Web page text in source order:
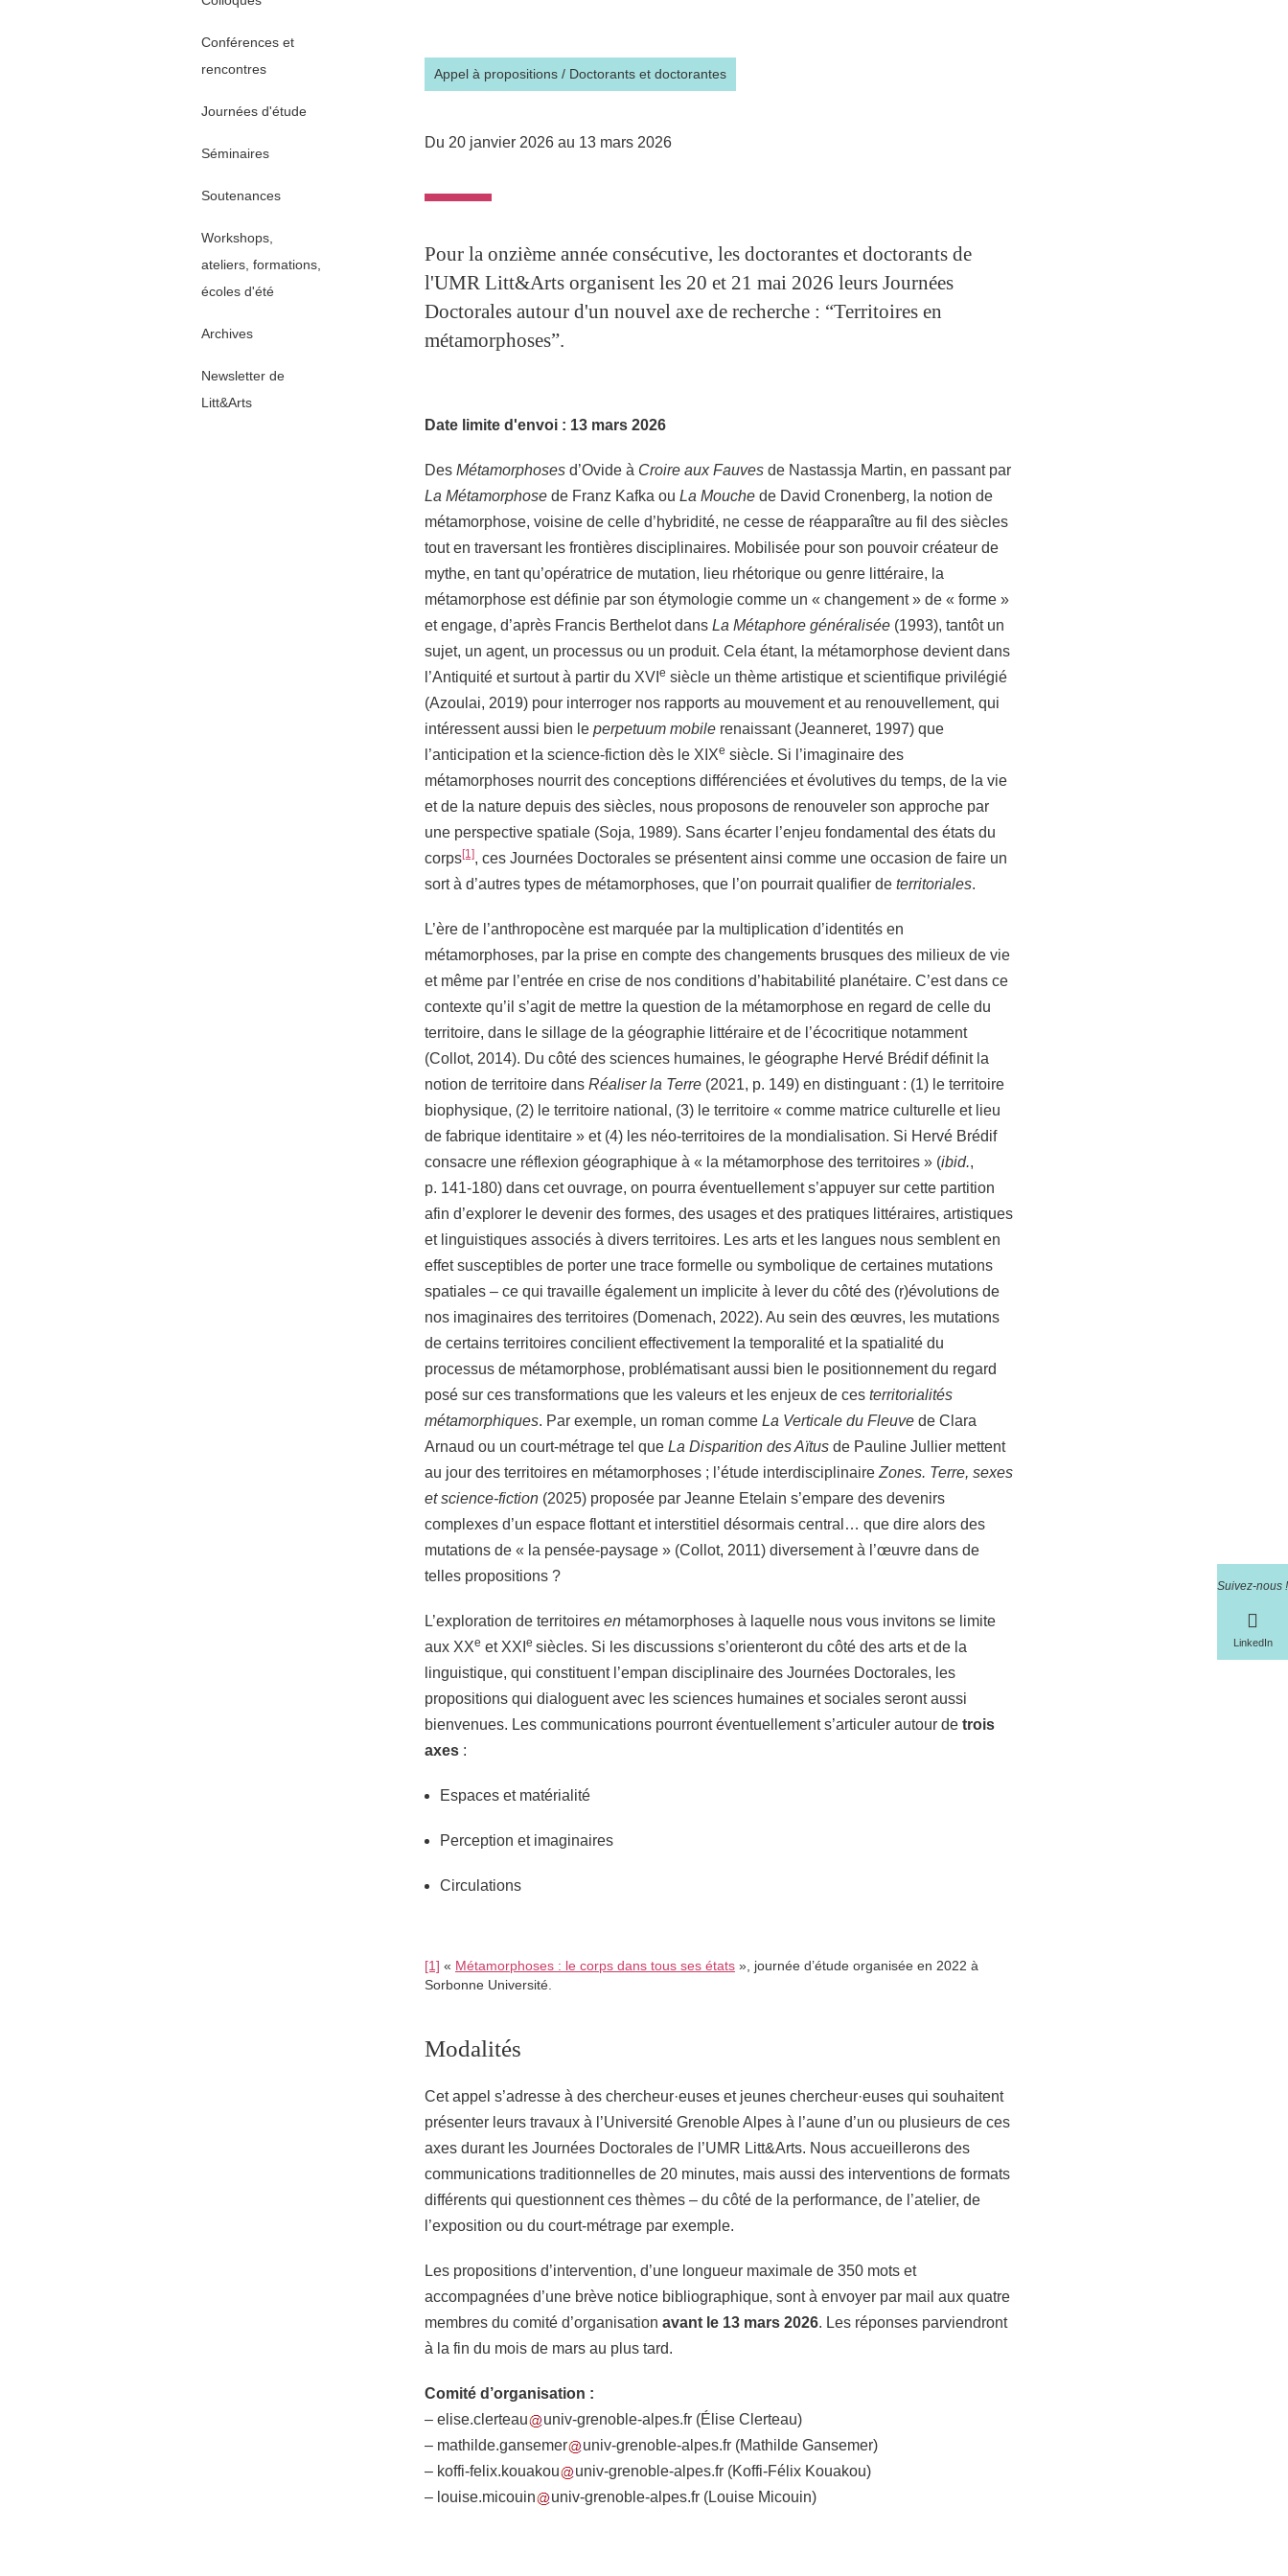
Suivez-nous !
LinkedIn
Conférences et
rencontres
Journées d'étude
Séminaires
Soutenances
Workshops,
ateliers, formations,
écoles d'été
Archives
Newsletter de
Litt&Arts
Appel à propositions/ Doctorants et doctorantes
Du 20 janvier 2026 au 13 mars 2026
Pour la onzième année consécutive, les doctorantes et doctorants de
l'UMR Litt&Arts organisent les 20 et 21 mai 2026 leurs Journées
Doctorales autour d'un nouvel axe de recherche : “Territoires en
métamorphoses”.
Date limite d'envoi : 13 mars 2026
Des Métamorphosesd’Ovide à Croire aux Fauvesde Nastassja Martin, en passant par
La Métamorphosede Franz Kafka ou La Mouchede David Cronenberg, la notion de
métamorphose, voisine de celle d’hybridité, ne cesse de réapparaître au fil des siècles
tout en traversant les frontières disciplinaires. Mobilisée pour son pouvoir créateur de
mythe, en tant qu’opératrice de mutation, lieu rhétorique ou genre littéraire, la
métamorphose est définie par son étymologie comme un « changement » de « forme »
et engage, d’après Francis Berthelot dans La Métaphore généralisée(1993), tantôt un
sujet, un agent, un processus ou un produit. Cela étant, la métamorphose devient dans
l’Antiquité et surtout à partir du XVI e siècle un thème artistique et scientifique privilégié
(Azoulai, 2019) pour interroger nos rapports au mouvement et au renouvellement, qui
intéressent aussi bien le perpetuum mobilerenaissant (Jeanneret, 1997) que
l’anticipation et la science-fiction dès le XIXe siècle. Si l’imaginaire des
métamorphoses nourrit des conceptions différenciées et évolutives du temps, de la vie
et de la nature depuis des siècles, nous proposons de renouveler son approche par
une perspective spatiale (Soja, 1989). Sans écarter l’enjeu fondamental des états du
corps[1], ces Journées Doctorales se présentent ainsi comme une occasion de faire un
sort à d’autres types de métamorphoses, que l’on pourrait qualifier de territoriales.
L’ère de l’anthropocène est marquée par la multiplication d’identités en
métamorphoses, par la prise en compte des changements brusques des milieux de vie
et même par l’entrée en crise de nos conditions d’habitabilité planétaire. C’est dans ce
contexte qu’il s’agit de mettre la question de la métamorphose en regard de celle du
territoire, dans le sillage de la géographie littéraire et de l’écocritique notamment
(Collot, 2014). Du côté des sciences humaines, le géographe Hervé Brédif définit la
notion de territoire dans Réaliser la Terre(2021, p. 149) en distinguant : (1) le territoire
biophysique, (2) le territoire national, (3) le territoire « comme matrice culturelle et lieu
de fabrique identitaire » et (4) les néo-territoires de la mondialisation. Si Hervé Brédif
consacre une réflexion géographique à « la métamorphose des territoires » (ibid.,
p. 141-180) dans cet ouvrage, on pourra éventuellement s’appuyer sur cette partition
afin d’explorer le devenir des formes, des usages et des pratiques littéraires, artistiques
et linguistiques associés à divers territoires. Les arts et les langues nous semblent en
effet susceptibles de porter une trace formelle ou symbolique de certaines mutations
spatiales – ce qui travaille également un implicite à lever du côté des (r)évolutions de
nos imaginaires des territoires (Domenach, 2022). Au sein des œuvres, les mutations
de certains territoires concilient effectivement la temporalité et la spatialité du
processus de métamorphose, problématisant aussi bien le positionnement du regard
posé sur ces transformations que les valeurs et les enjeux de ces territorialités
métamorphiques. Par exemple, un roman comme La Verticale du Fleuvede Clara
Arnaud ou un court-métrage tel que La Disparition des Aïtusde Pauline Jullier mettent
au jour des territoires en métamorphoses ; l’étude interdisciplinaire Zones. Terre, sexes
et science-fiction(2025) proposée par Jeanne Etelain s’empare des devenirs
complexes d’un espace flottant et interstitiel désormais central… que dire alors des
mutations de « la pensée-paysage » (Collot, 2011) diversement à l’œuvre dans de
telles propositions ?
L’exploration de territoires enmétamorphoses à laquelle nous vous invitons se limite
aux XXe et XXI e siècles. Si les discussions s’orienteront du côté des arts et de la
linguistique, qui constituent l’empan disciplinaire des Journées Doctorales, les
propositions qui dialoguent avec les sciences humaines et sociales seront aussi
bienvenues. Les communications pourront éventuellement s’articuler autour de trois
axes:
Espaces et matérialité
Perception et imaginaires
Circulations
[1] « Métamorphoses : le corps dans tous ses états», journée d’étude organisée en 2022 à
Sorbonne Université.
Modalités
Cet appel s’adresse à des chercheur·euses et jeunes chercheur·euses qui souhaitent
présenter leurs travaux à l’Université Grenoble Alpes à l’aune d’un ou plusieurs de ces
axes durant les Journées Doctorales de l’UMR Litt&Arts. Nous accueillerons des
communications traditionnelles de 20 minutes, mais aussi des interventions de formats
différents qui questionnent ces thèmes – du côté de la performance, de l’atelier, de
l’exposition ou du court-métrage par exemple.
Les propositions d’intervention, d’une longueur maximale de 350 mots et
accompagnées d’une brève notice bibliographique, sont à envoyer par mail aux quatre
membres du comité d’organisation avant le 13 mars 2026. Les réponses parviendront
à la fin du mois de mars au plus tard.
Comité d’organisation :
– elise.clerteau univ-grenoble-alpes.fr(Élise Clerteau)
– mathilde.gansemer univ-grenoble-alpes.fr(Mathilde Gansemer)
– koffi-felix.kouakou univ-grenoble-alpes.fr(Koffi-Félix Kouakou)
– louise.micouin univ-grenoble-alpes.fr(Louise Micouin)